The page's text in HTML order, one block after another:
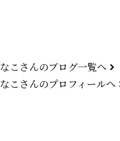
KARMA
なこさんのブログ一覧へ
なこさんのプロフィールへ